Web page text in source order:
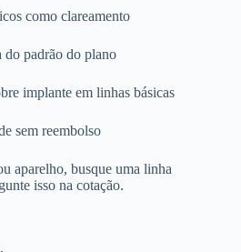
como clareamento
do padrão do plano
implante em linhas básicas
sem reembolso
aparelho, busque uma linha
isso na cotação.